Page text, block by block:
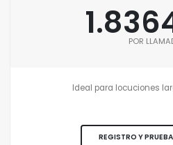
POR
Ideal para locuciones
REGISTRO Y